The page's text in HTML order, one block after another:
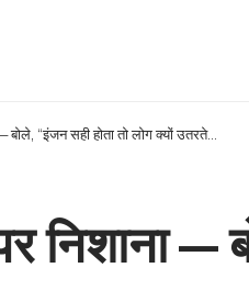
बोले, “इंजन सही होता तो लोग क्यों उतरते…
निशाना —